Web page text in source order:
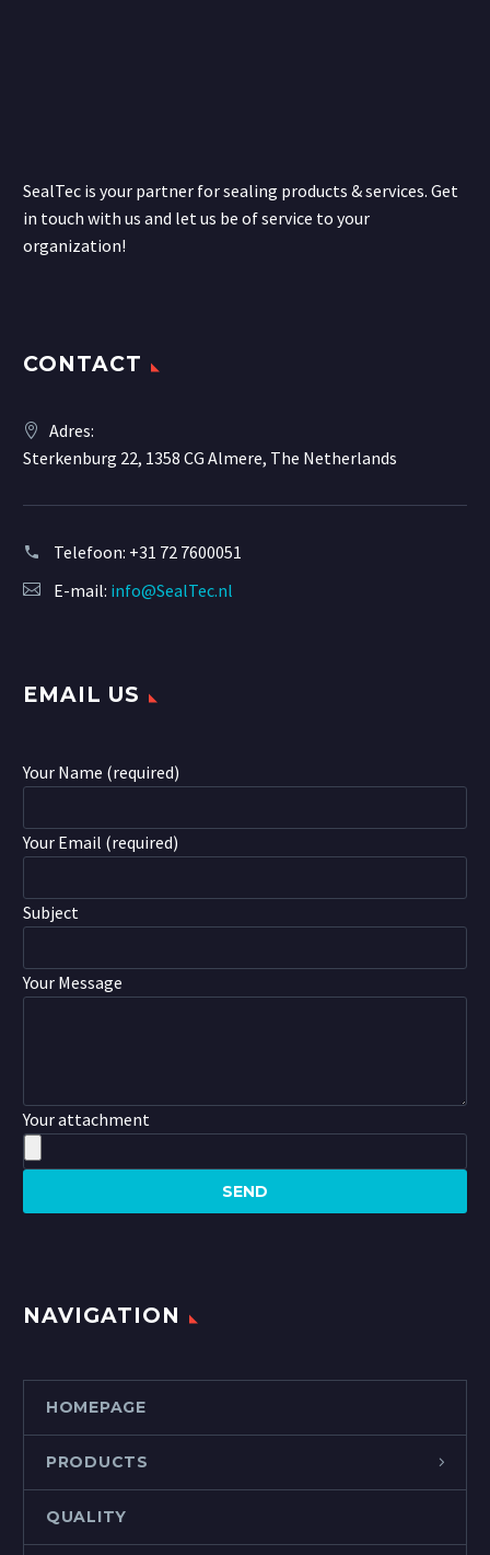
SealTec is your partner for sealing products & services. Get
in touch with us and let us be of service to your
organization!
CONTACT
Adres:
Sterkenburg 22, 1358 CG Almere, The Netherlands
Telefoon: +31 72 7600051
E-mail: info@SealTec.nl
EMAIL US
Your Name (required)
Your Email (required)
Subject
Your Message
Your attachment
NAVIGATION
HOMEPAGE
PRODUCTS
QUALITY